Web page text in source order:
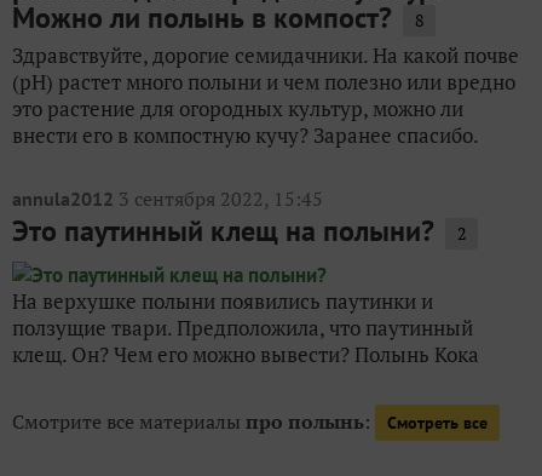
Можно ли полынь в компост? 8
Здравствуйте, дорогие семидачники. На какой почве
(рН) растет много полыни и чем полезно или вредно
это растение для огородных культур, можно ли
внести его в компостную кучу? Заранее спасибо.
annula2012 3 сентября 2022, 15:45
Это паутинный клещ на полыни? 2
На верхушке полыни появились паутинки и
ползущие твари. Предположила, что паутинный
клещ. Он? Чем его можно вывести? Полынь Кока
Смотрите все материалы про полынь: Смотреть все